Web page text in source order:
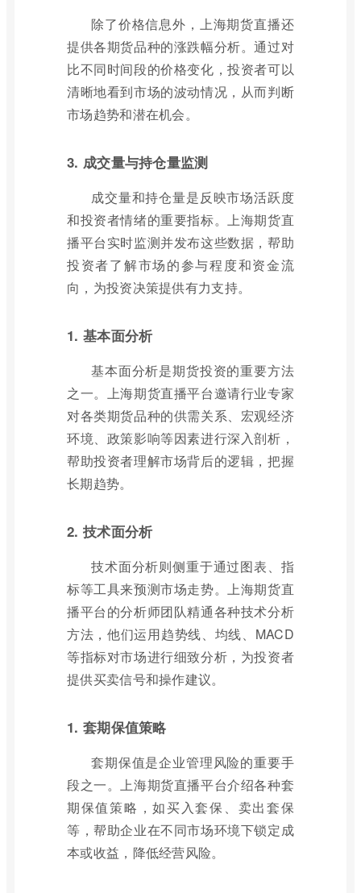
除了价格信息外，上海期货直播还
提供各期货品种的涨跌幅分析。通过对
比不同时间段的价格变化，投资者可以
清晰地看到市场的波动情况，从而判断
市场趋势和潜在机会。
3. 成交量与持仓量监测
成交量和持仓量是反映市场活跃度
和投资者情绪的重要指标。上海期货直
播平台实时监测并发布这些数据，帮助
投资者了解市场的参与程度和资金流
向，为投资决策提供有力支持。
1. 基本面分析
基本面分析是期货投资的重要方法
之一。上海期货直播平台邀请行业专家
对各类期货品种的供需关系、宏观经济
环境、政策影响等因素进行深入剖析，
帮助投资者理解市场背后的逻辑，把握
长期趋势。
2. 技术面分析
技术面分析则侧重于通过图表、指
标等工具来预测市场走势。上海期货直
播平台的分析师团队精通各种技术分析
方法，他们运用趋势线、均线、MACD
等指标对市场进行细致分析，为投资者
提供买卖信号和操作建议。
1. 套期保值策略
套期保值是企业管理风险的重要手
段之一。上海期货直播平台介绍各种套
期保值策略，如买入套保、卖出套保
等，帮助企业在不同市场环境下锁定成
本或收益，降低经营风险。